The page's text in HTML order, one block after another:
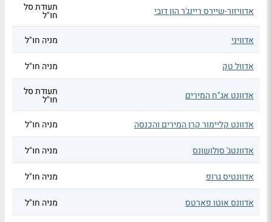
אדוויזור-שיירס ריינג'ר הון דובי תעודת סל
חו"ל
אדוויני
מניה חו"ל
אדוול טק מניה חו"ל
אדוונט אג"ח המירים תעודת סל
חו"ל
אדוונט קליימור קרן המירים והכנסה
מניה חו"ל
אדוונטג' סולושונס מניה חו"ל
אדוונטיס גרופ מניה חו"ל
אדוונס אוטו פארטס מניה חו"ל